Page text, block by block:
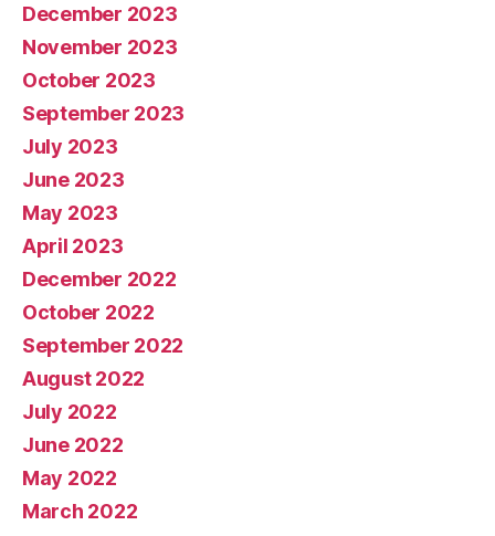
December 2023
November 2023
October 2023
September 2023
July 2023
June 2023
May 2023
April 2023
December 2022
October 2022
September 2022
August 2022
July 2022
June 2022
May 2022
March 2022